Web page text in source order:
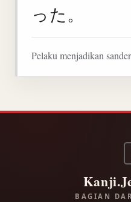
った。
Pelaku menjadikan
BAGIAN